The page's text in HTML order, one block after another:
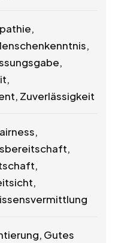
Zuverlässigkeit
Gutes